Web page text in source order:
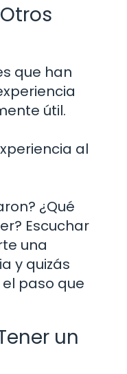
que han
útil.
al
¿Qué
Escuchar
una
y quizás
paso que
un